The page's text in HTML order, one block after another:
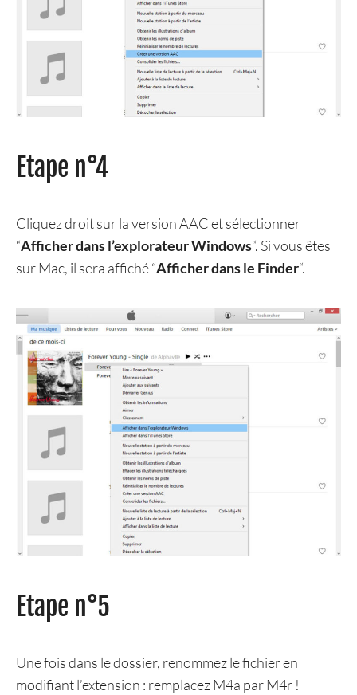
Etape n°4
Cliquez droit sur la version AAC et sélectionner
“Afficher dans l’explorateur Windows“. Si vous êtes
sur Mac, il sera affiché “Afficher dans le Finder“.
Etape n°5
Une fois dans le dossier, renommez le fichier en
modifiant l’extension : remplacez M4a par M4r !